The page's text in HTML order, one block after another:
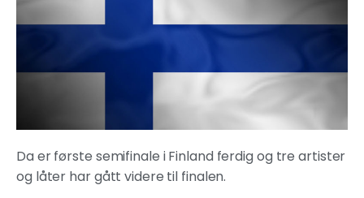
Da er første semifinale i Finland ferdig og tre artister
og låter har gått videre til finalen.